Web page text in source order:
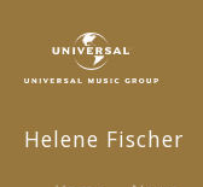
Musik
Flieger
Helene Fischer